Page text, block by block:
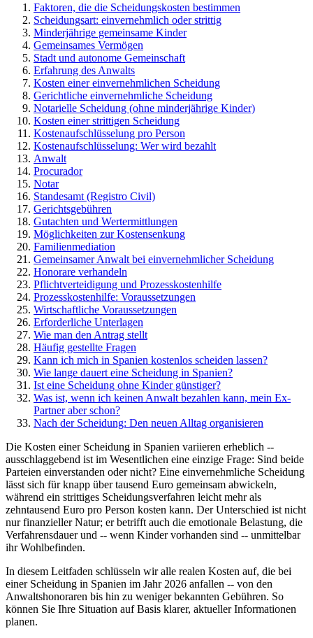
Faktoren, die die Scheidungskosten bestimmen
Scheidungsart: einvernehmlich oder strittig
Minderjährige gemeinsame Kinder
Gemeinsames Vermögen
Stadt und autonome Gemeinschaft
Erfahrung des Anwalts
Kosten einer einvernehmlichen Scheidung
Gerichtliche einvernehmliche Scheidung
Notarielle Scheidung (ohne minderjährige Kinder)
Kosten einer strittigen Scheidung
Kostenaufschlüsselung pro Person
Kostenaufschlüsselung: Wer wird bezahlt
Anwalt
Procurador
Notar
Standesamt (Registro Civil)
Gerichtsgebühren
Gutachten und Wertermittlungen
Möglichkeiten zur Kostensenkung
Familienmediation
Gemeinsamer Anwalt bei einvernehmlicher Scheidung
Honorare verhandeln
Pflichtverteidigung und Prozesskostenhilfe
Prozesskostenhilfe: Voraussetzungen
Wirtschaftliche Voraussetzungen
Erforderliche Unterlagen
Wie man den Antrag stellt
Häufig gestellte Fragen
Kann ich mich in Spanien kostenlos scheiden lassen?
Wie lange dauert eine Scheidung in Spanien?
Ist eine Scheidung ohne Kinder günstiger?
Was ist, wenn ich keinen Anwalt bezahlen kann, mein Ex-
Partner aber schon?
Nach der Scheidung: Den neuen Alltag organisieren
Die Kosten einer Scheidung in Spanien variieren erheblich --
ausschlaggebend ist im Wesentlichen eine einzige Frage: Sind beide
Parteien einverstanden oder nicht? Eine einvernehmliche Scheidung
lässt sich für knapp über tausend Euro gemeinsam abwickeln,
während ein strittiges Scheidungsverfahren leicht mehr als
zehntausend Euro pro Person kosten kann. Der Unterschied ist nicht
nur finanzieller Natur; er betrifft auch die emotionale Belastung, die
Verfahrensdauer und -- wenn Kinder vorhanden sind -- unmittelbar
ihr Wohlbefinden.
In diesem Leitfaden schlüsseln wir alle realen Kosten auf, die bei
einer Scheidung in Spanien im Jahr 2026 anfallen -- von den
Anwaltshonoraren bis hin zu weniger bekannten Gebühren. So
können Sie Ihre Situation auf Basis klarer, aktueller Informationen
planen.